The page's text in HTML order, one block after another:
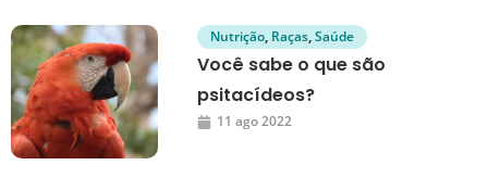
Nutrição, Raças,Saúde
Você sabe o que são
psitacídeos?
11 ago 2022